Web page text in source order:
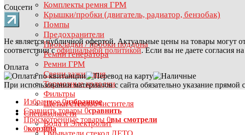
Комплекты ремня ГРМ
Крышки/пробки (двигатель, радиатор, бензобак)
Помпы
Предохранители
Прокладки / пробки поддона
Ремни генератора
Ремни ГРМ
Свечи зажигания
Тормозные колодки
Фильтры
Щетки стеклоочистителя
Спецжидкости
Вода и Электролит
Соцсети
Не является публичной офертой. Актуальные цены на товары могут
соответствии софициальной политикой. Если вы не даете согласия
Оплата
При использовании материалов с сайта обязательно указание прямой
Избранное 0избранное
Сравнить товары 0сравнить
Просмотренные товары 0вы смотрели
0корзина